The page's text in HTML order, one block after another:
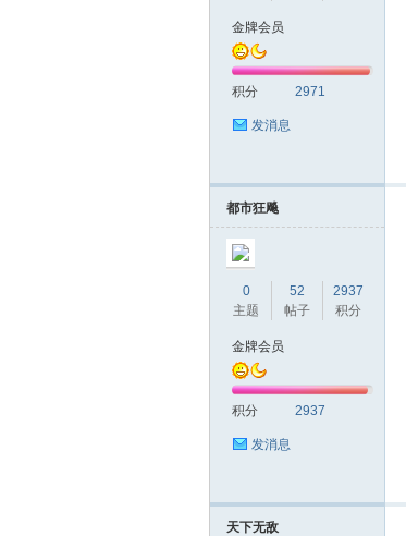
金牌会员
积分 2971
发消息
都市狂飚
0
主题
52
帖子
2937
积分
金牌会员
积分 2937
发消息
天下无敌